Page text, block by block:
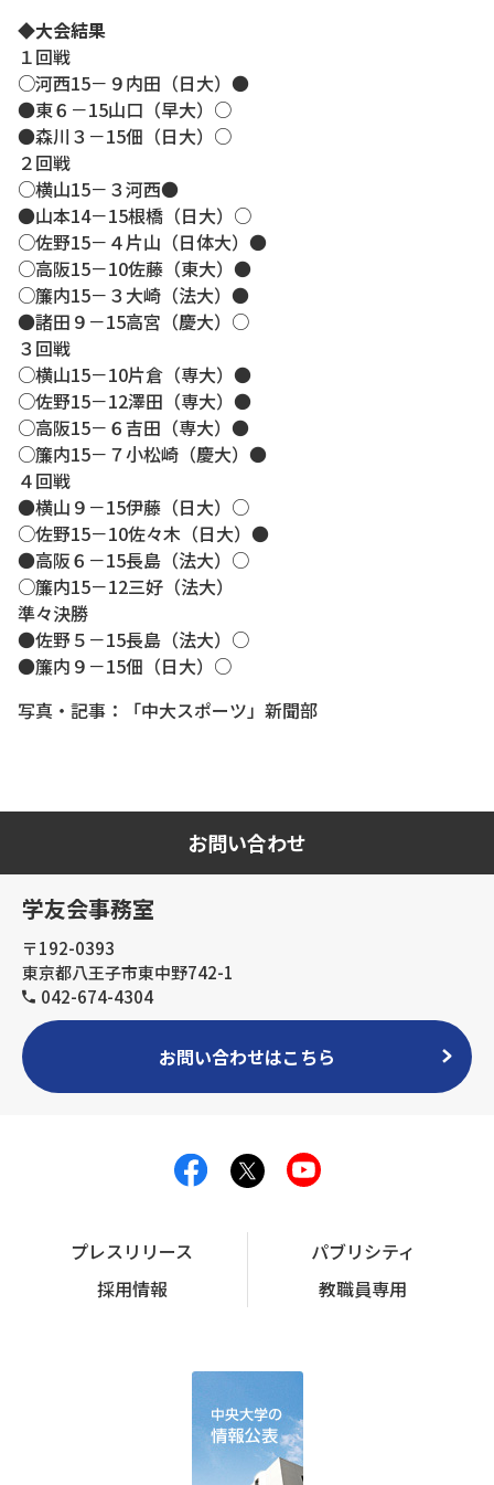
◆大会結果
１回戦
○河西15－９内田（日大）●
●東６－15山口（早大）○
●森川３－15佃（日大）○
２回戦
○横山15－３河西●
●山本14－15根橋（日大）○
○佐野15－４片山（日体大）●
○高阪15－10佐藤（東大）●
○簾内15－３大崎（法大）●
●諸田９－15高宮（慶大）○
３回戦
○横山15－10片倉（専大）●
○佐野15－12澤田（専大）●
○高阪15－６吉田（専大）●
○簾内15－７小松崎（慶大）●
４回戦
●横山９－15伊藤（日大）○
○佐野15－10佐々木（日大）●
●高阪６－15長島（法大）○
○簾内15－12三好（法大）
準々決勝
●佐野５－15長島（法大）○
●簾内９－15佃（日大）○
写真・記事：「中大スポーツ」新聞部
お問い合わせ
学友会事務室
〒192-0393
東京都八王子市東中野742-1
042-674-4304
お問い合わせはこちら
プレスリリース
パブリシティ
採用情報
教職員専用